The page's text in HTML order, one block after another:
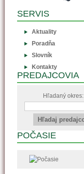
SERVIS
Aktuality
Poradňa
Slovník
Kontakty
PREDAJCOVIA
Hľadaný okres:
POČASIE